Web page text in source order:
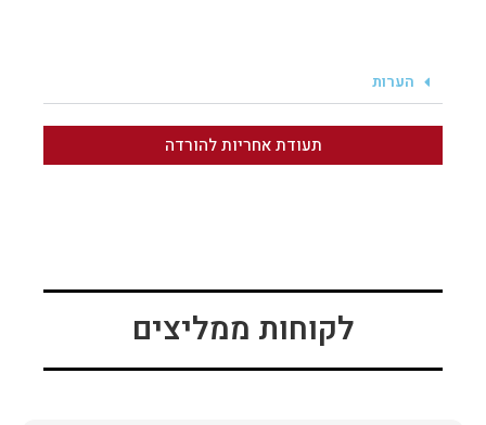
הערות
תעודת אחריות להורדה
לקוחות ממליצים